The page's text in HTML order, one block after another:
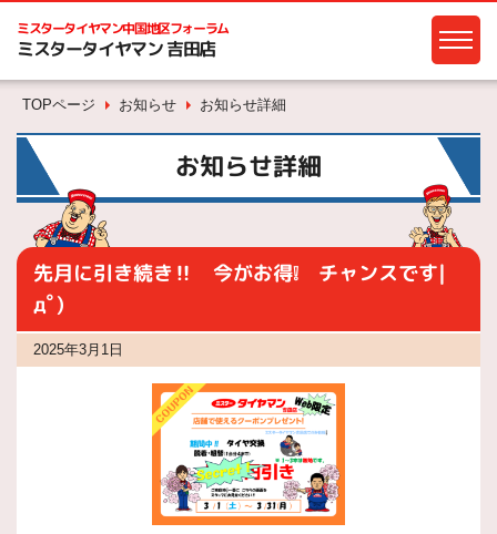
ミスタータイヤマン中国地区フォーラム
ミスタータイヤマン 吉田店
TOPページ お知らせ お知らせ詳細
お知らせ詳細
先月に引き続き‼ 今がお得❕ チャンスです|
дﾟ)
2025年3月1日